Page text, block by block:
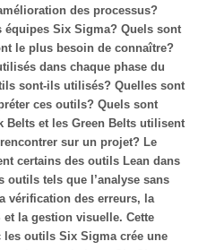
des processus?
Six Sigma? Quels sont
le plus besoin de connaître?
dans chaque phase du
sont-ils utilisés? Quelles sont
ces outils? Quels sont
Belts et les Green Belts utilisent
sur un projet? Le
certains des outils Lean dans
outils tels que l’analyse sans
vérification des erreurs, la
la gestion visuelle. Cette
outils Six Sigma crée une